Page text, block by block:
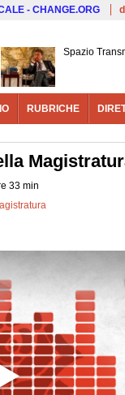
- CHANGE.ORG
Spazio
RUBRICHE
33 min